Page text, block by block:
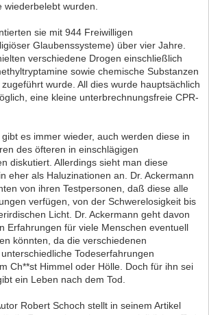
wiederbelebt wurden.
sie mit 944 Freiwilligen
Glaubenssysteme) über vier Jahre.
verschiedene Drogen einschließlich
sowie chemische Substanzen
wurde. All dies wurde hauptsächlich
eine kleine unterbrechnungsfreie CPR-
es immer wieder, auch werden diese in
des öfteren in einschlägigen
diskutiert. Allerdings sieht man diese
eher als Haluzinationen an. Dr. Ackermann
von ihren Testpersonen, daß diese alle
verfügen, von der Schwerelosigkeit bis
Licht. Dr. Ackermann geht davon
Erfahrungen für viele Menschen eventuell
könnten, da die verschiedenen
Todeserfahrungen
Ch**st Himmel oder Hölle. Doch für ihn sei
ein Leben nach dem Tod.
Robert Schoch stellt in seinem Artikel